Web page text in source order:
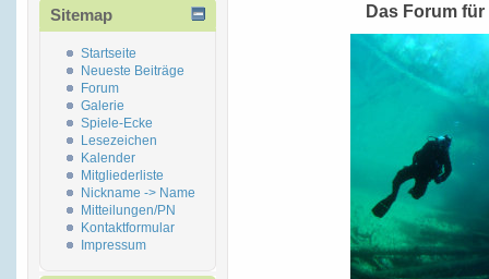
Sitemap
Startseite
Neueste Beiträge
Forum
Galerie
Spiele-Ecke
Lesezeichen
Kalender
Mitgliederliste
Nickname -> Name
Mitteilungen/PN
Kontaktformular
Impressum
Das Forum